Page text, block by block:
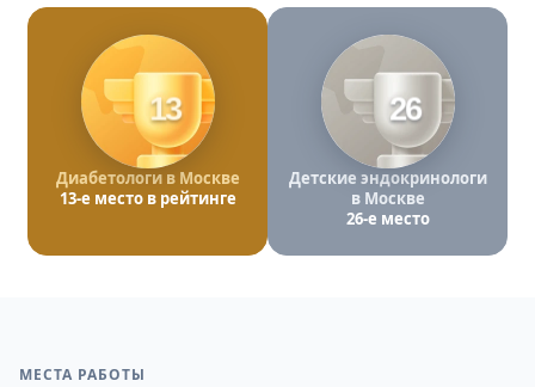
13
Диабетологи в Москве
13-е место в рейтинге
26
Детские эндокринологи
в Москве
26-е место
МЕСТА РАБОТЫ